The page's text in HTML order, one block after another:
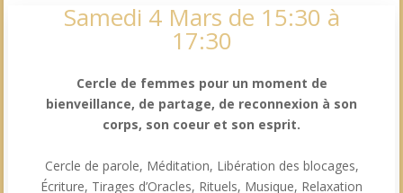
Samedi 4 Mars de 15:30 à
17:30
Cercle de femmes pour un moment de
bienveillance, de partage, de reconnexion à son
corps, son coeur et son esprit.
Cercle de parole, Méditation, Libération des blocages,
Écriture, Tirages d’Oracles, Rituels, Musique, Relaxation